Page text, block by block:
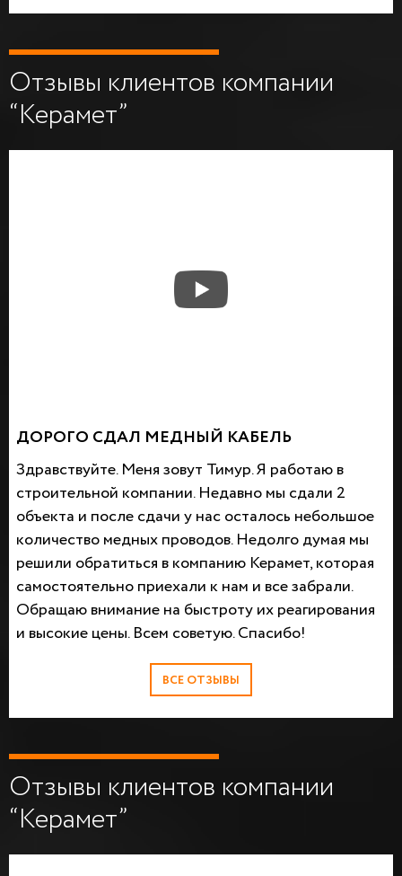
Отзывы клиентов компании
“Керамет”
ДОРОГО СДАЛ МЕДНЫЙ КАБЕЛЬ
Здравствуйте. Меня зовут Тимур. Я работаю в
строительной компании. Недавно мы сдали 2
объекта и после сдачи у нас осталось небольшое
количество медных проводов. Недолго думая мы
решили обратиться в компанию Керамет, которая
самостоятельно приехали к нам и все забрали.
Обращаю внимание на быстроту их реагирования
и высокие цены. Всем советую. Спасибо!
ВСЕ ОТЗЫВЫ
Отзывы клиентов компании
“Керамет”